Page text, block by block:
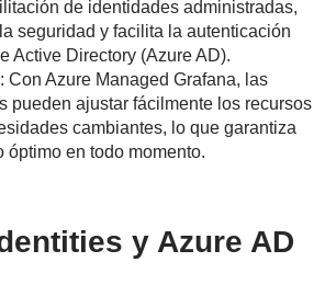
de identidades administradas,
seguridad y facilita la autenticación
Active Directory (Azure AD).
: Con Azure Managed Grafana, las
pueden ajustar fácilmente los recursos
cambiantes, lo que garantiza
óptimo en todo momento.
y Azure AD